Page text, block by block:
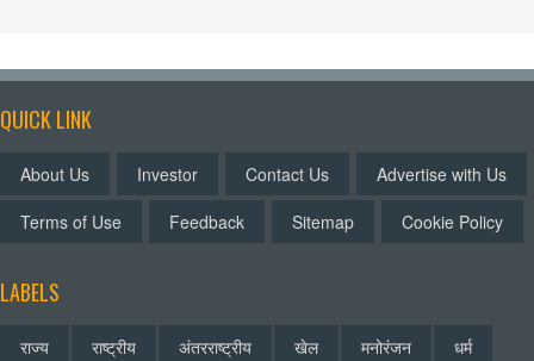
QUICK LINK
About Us Investor Contact Us
Advertise with Us
Terms of Use
Feedback Sitemap Cookie Policy
LABELS
राज्य राष्ट्रीय अंतरराष्ट्रीय खेल मनोरंजन
धर्म